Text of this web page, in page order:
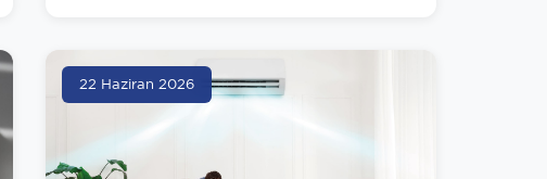
22 Haziran 2026